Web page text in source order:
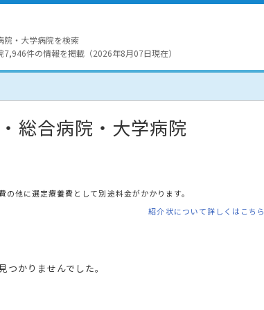
院・大学病院を検索
件の情報を掲載（2026年8月07日現在）
総合病院・大学病院
他に選定療養費として別途料金がかかります。
紹介状について詳しくはこちら
かりませんでした。